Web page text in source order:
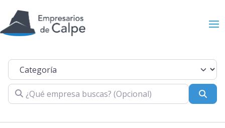
Categoría
¿Qué empresa buscas? (Opcional)